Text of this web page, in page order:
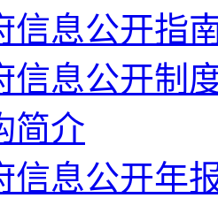
信息公开指
信息公开制
简介
信息公开年